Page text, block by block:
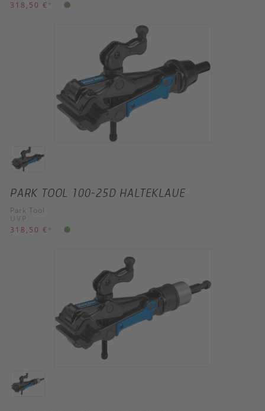
318,50 € *
PARK TOOL 100-25D HALTEKLAUE
Park Tool
UVP
318,50 € *